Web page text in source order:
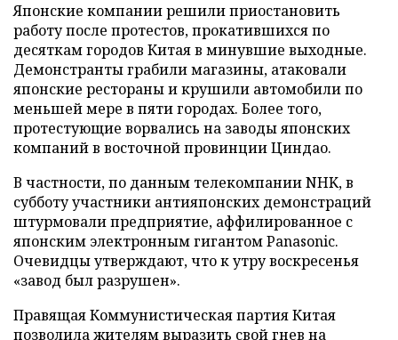
Японские компании решили приостановить
работу после протестов, прокатившихся по
десяткам городов Китая в минувшие выходные.
Демонстранты грабили магазины, атаковали
японские рестораны и крушили автомобили по
меньшей мере в пяти городах. Более того,
протестующие ворвались на заводы японских
компаний в восточной провинции Циндао.
В частности, по данным телекомпании NHK, в
субботу участники антияпонских демонстраций
штурмовали предприятие, аффилированное с
японским электронным гигантом Panasonic.
Очевидцы утверждают, что к утру воскресенья
«завод был разрушен».
Правящая Коммунистическая партия Китая
позволила жителям выразить свой гнев на